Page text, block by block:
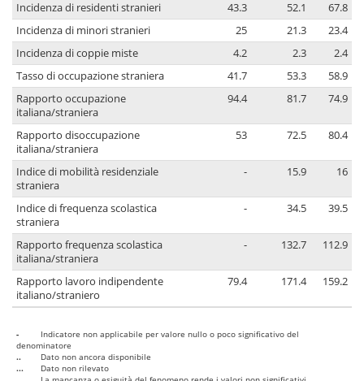
Incidenza di residenti stranieri 43.3 52.1
67.8
Incidenza di minori stranieri
25 21.3
23.4
Incidenza di coppie miste
4.2 2.3
2.4
Tasso di occupazione straniera
41.7 53.3
58.9
Rapporto occupazione
italiana/straniera
94.4 81.7 74.9
Rapporto disoccupazione
italiana/straniera
53 72.5 80.4
Indice di mobilità residenziale
straniera
- 15.9 16
Indice di frequenza scolastica
straniera
- 34.5 39.5
Rapporto frequenza scolastica
italiana/straniera
- 132.7 112.9
Rapporto lavoro indipendente
italiano/straniero
79.4 171.4 159.2
-
Indicatore non applicabile per valore nullo o poco significativo del
denominatore
..
Dato non ancora disponibile
...
Dato non rilevato